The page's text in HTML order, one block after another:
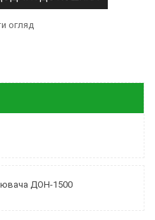
огляд
ДОН-1500